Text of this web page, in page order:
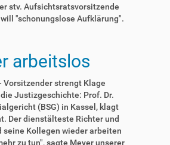
stv. Aufsichtsratsvorsitzende
"schonungslose Aufklärung".
arbeitslos
Vorsitzender strengt Klage
Justizgeschichte: Prof. Dr.
(BSG) in Kassel, klagt
Der dienstälteste Richter und
seine Kollegen wieder arbeiten
zu tun", sagte Meyer unserer